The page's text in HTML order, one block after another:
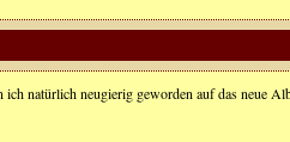
natürlich neugierig geworden auf das neue